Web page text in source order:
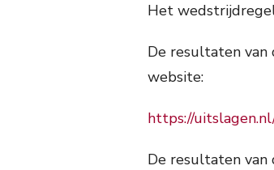
Het
De resultaten van
website:
https://
De resultaten van